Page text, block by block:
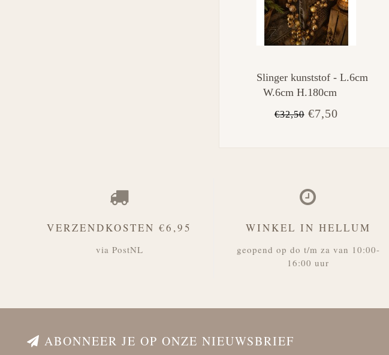
Slinger kunststof - L.6cm
W.6cm H.180cm
€32,50€7,50
VERZENDKOSTEN €6,95
via PostNL
WINKEL IN HELLUM
geopend op do t/m za van 10:00-
16:00 uur
ABONNEER JE OP ONZE NIEUWSBRIEF